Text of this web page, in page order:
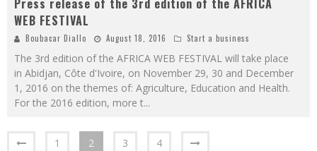
Press release of the 3rd edition of the AFRICA
WEB FESTIVAL
Boubacar Diallo August 18, 2016 Start a business
The 3rd edition of the AFRICA WEB FESTIVAL will take place
in Abidjan, Côte d'Ivoire, on November 29, 30 and December
1, 2016 on the themes of: Agriculture, Education and Health.
For the 2016 edition, more t...
1 2 3 4